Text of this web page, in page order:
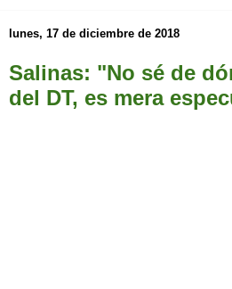
lunes, 17 de diciembre de 2018
Salinas: "No sé de
del DT, es mera